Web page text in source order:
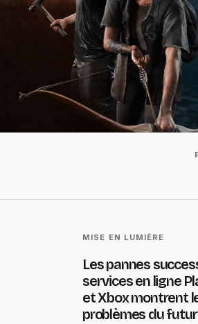
MISE EN LUMIÈRE
Les pannes
services en ligne
et Xbox montrent
problèmes du